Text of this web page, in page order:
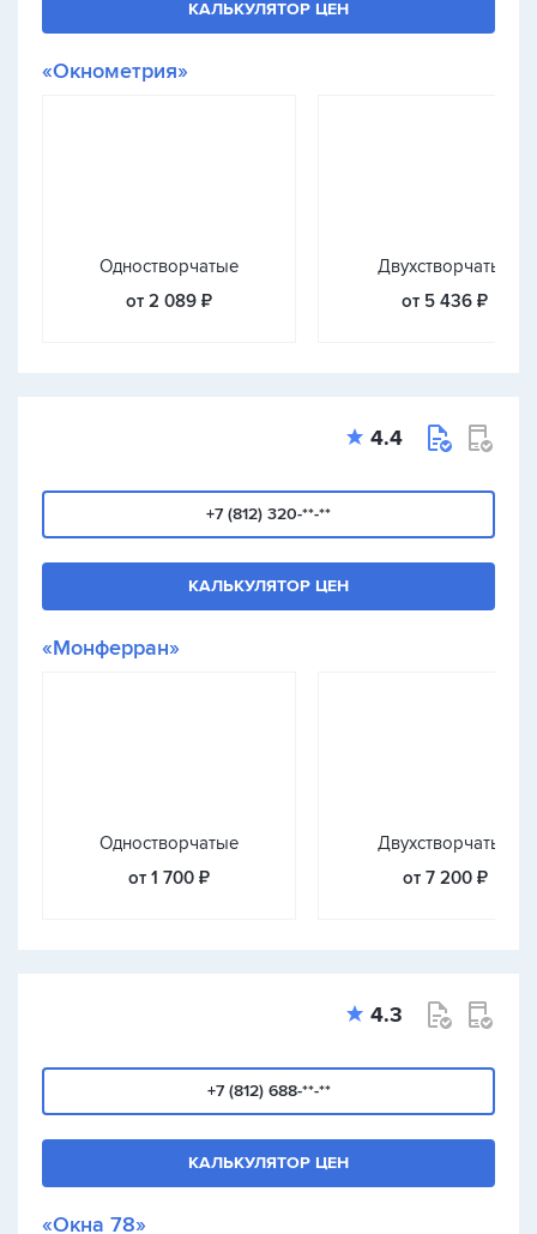
КАЛЬКУЛЯТОР ЦЕН
«Окнометрия»
Одностворчатые
от 2 089 ₽
Двухстворчатые
от 5 436 ₽
4.4
+7 (812) 320-**-**
КАЛЬКУЛЯТОР ЦЕН
«Монферран»
Одностворчатые
от 1 700 ₽
Двухстворчатые
от 7 200 ₽
4.3
+7 (812) 688-**-**
КАЛЬКУЛЯТОР ЦЕН
«Окна 78»